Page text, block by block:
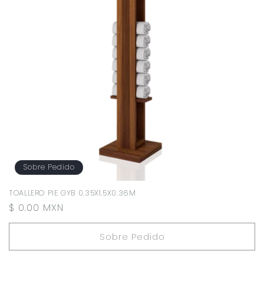
Sobre Pedido
TOALLERO PIE GYB 0.35X1.5X0.36M
Precio
habitual
$ 0.00 MXN
Sobre Pedido